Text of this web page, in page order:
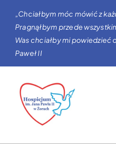
zawartości
„Chciałbym móc mówić z
Pragnąłbym przede
Was chciałby mi powiedzieć
Paweł II